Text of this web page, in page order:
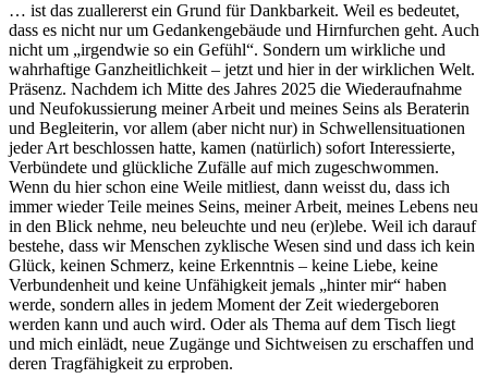
… ist das zuallererst ein Grund für Dankbarkeit. Weil es bedeutet,
dass es nicht nur um Gedankengebäude und Hirnfurchen geht. Auch
nicht um „irgendwie so ein Gefühl“. Sondern um wirkliche und
wahrhaftige Ganzheitlichkeit – jetzt und hier in der wirklichen Welt.
Präsenz. Nachdem ich Mitte des Jahres 2025 die Wiederaufnahme
und Neufokussierung meiner Arbeit und meines Seins als Beraterin
und Begleiterin, vor allem (aber nicht nur) in Schwellensituationen
jeder Art beschlossen hatte, kamen (natürlich) sofort Interessierte,
Verbündete und glückliche Zufälle auf mich zugeschwommen.
Wenn du hier schon eine Weile mitliest, dann weisst du, dass ich
immer wieder Teile meines Seins, meiner Arbeit, meines Lebens neu
in den Blick nehme, neu beleuchte und neu (er)lebe. Weil ich darauf
bestehe, dass wir Menschen zyklische Wesen sind und dass ich kein
Glück, keinen Schmerz, keine Erkenntnis – keine Liebe, keine
Verbundenheit und keine Unfähigkeit jemals „hinter mir“ haben
werde, sondern alles in jedem Moment der Zeit wiedergeboren
werden kann und auch wird. Oder als Thema auf dem Tisch liegt
und mich einlädt, neue Zugänge und Sichtweisen zu erschaffen und
deren Tragfähigkeit zu erproben.